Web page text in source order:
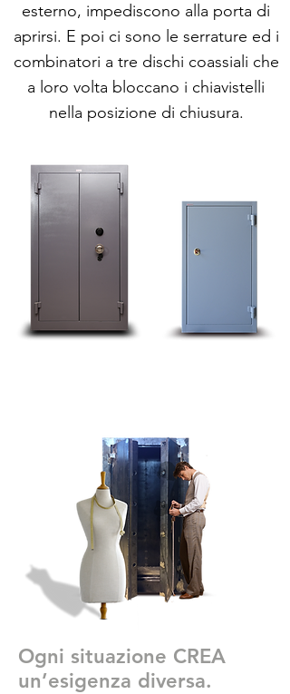
esterno, impediscono alla porta di
aprirsi. E poi ci sono le serrature ed i
combinatori a tre dischi coassiali che
a loro volta bloccano i chiavistelli
nella posizione di chiusura.
Ogni situazione CREA
un’esigenza diversa.